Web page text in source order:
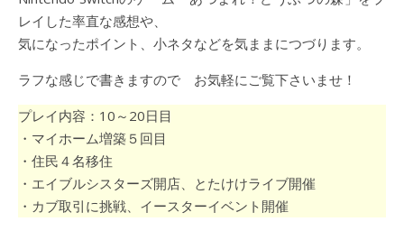
レイした率直な感想や、
気になったポイント、小ネタなどを気ままにつづります。
ラフな感じで書きますので お気軽にご覧下さいませ！
プレイ内容：10～20日目
・マイホーム増築５回目
・住民４名移住
・エイブルシスターズ開店、とたけけライブ開催
・カブ取引に挑戦、イースターイベント開催